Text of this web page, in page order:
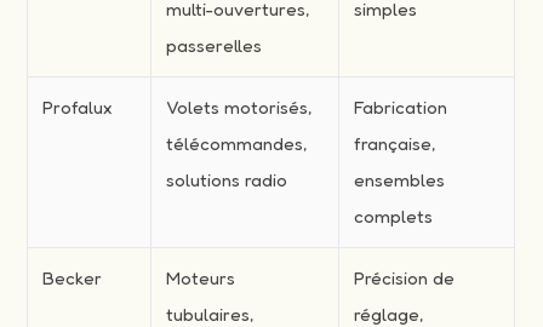
multi-ouvertures,
passerelles
simples
Profalux
Volets motorisés,
télécommandes,
solutions radio
Fabrication
française,
ensembles
complets
Becker
Moteurs
tubulaires,
Précision de
réglage,